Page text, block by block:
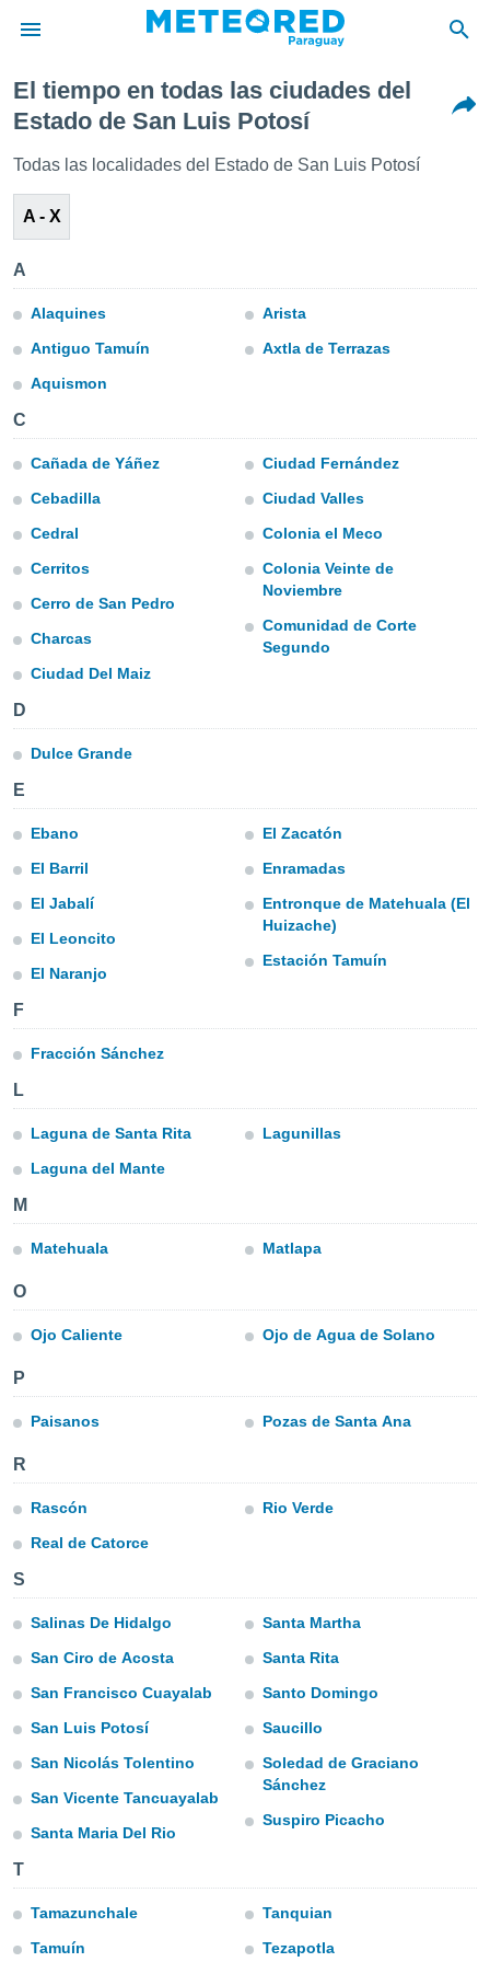
de
ha
por
para
la
calidad.
las
y
digital
permite
seguir
la
todas
sean
en
perfil
en
nuestra
y
disponible
cookies
aceptar
sitio
que
sean
el sitio
para
ni para
o
aunque
no
Puedes
web a
ACEPTAR
CONTINUAR
CONFIGURACIÓN
El tiempo en todas las ciudades del
Estado de San Luis Potosí
Todas las localidades del Estado de San Luis Potosí
A - X
A
Alaquines
Antiguo Tamuín
Aquismon
Arista
Axtla de Terrazas
C
Cañada de Yáñez
Cebadilla
Cedral
Cerritos
Cerro de San Pedro
Charcas
Ciudad Del Maiz
Ciudad Fernández
Ciudad Valles
Colonia el Meco
Colonia Veinte de
Noviembre
Comunidad de Corte
Segundo
D
Dulce Grande
E
Ebano
El Barril
El Jabalí
El Leoncito
El Naranjo
El Zacatón
Enramadas
Entronque de Matehuala (El
Huizache)
Estación Tamuín
F
Fracción Sánchez
L
Laguna de Santa Rita
Laguna del Mante
Lagunillas
M
Matehuala Matlapa
O
Ojo Caliente Ojo de Agua de Solano
P
Paisanos Pozas de Santa Ana
R
Rascón
Real de Catorce
Rio Verde
S
Salinas De Hidalgo
San Ciro de Acosta
San Francisco Cuayalab
San Luis Potosí
San Nicolás Tolentino
San Vicente Tancuayalab
Santa Maria Del Rio
Santa Martha
Santa Rita
Santo Domingo
Saucillo
Soledad de Graciano
Sánchez
Suspiro Picacho
T
Tamazunchale
Tamuín
Tanquian
Tezapotla